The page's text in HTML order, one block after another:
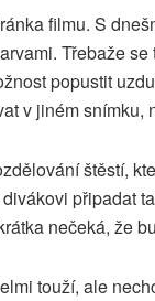
filmu. S
Třebaže
popustit
v jiném snímku,
štěstí,
připadat
nečeká, že
touží, ale